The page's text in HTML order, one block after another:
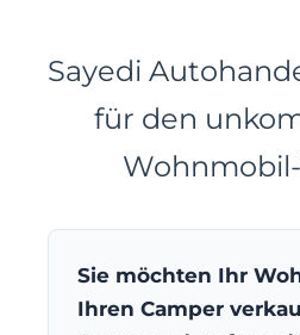
Sayedi
für den
Sie möchten Ihr
Ihren Camper